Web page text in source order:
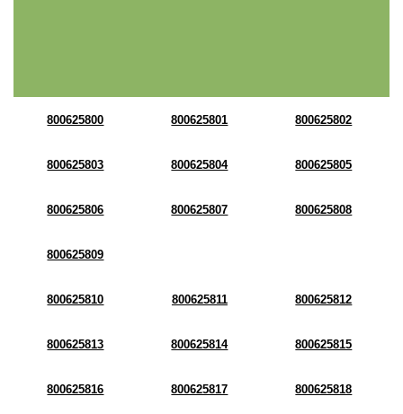
800625800 800625801 800625802
800625803 800625804 800625805
800625806 800625807 800625808
800625809
800625810 800625811 800625812
800625813 800625814 800625815
800625816 800625817 800625818